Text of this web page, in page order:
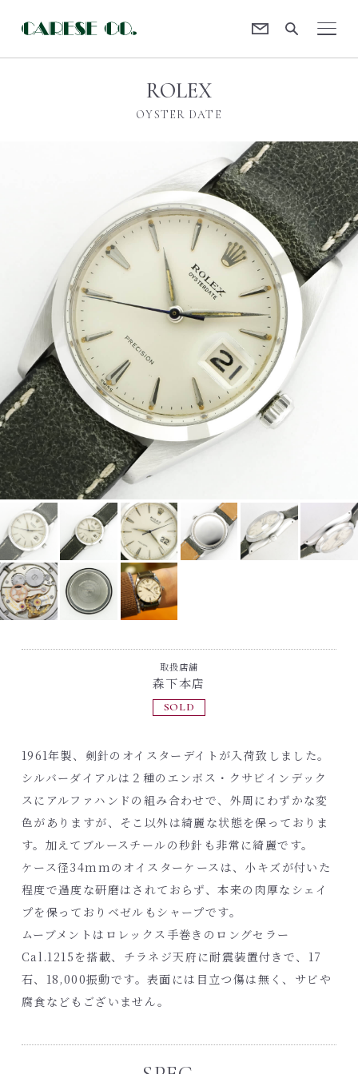
ROLEX
OYSTER DATE
取扱店舗
森下本店
SOLD
1961年製、剣針のオイスターデイトが入荷致しました。
シルバーダイアルは２種のエンボス・クサビインデック
スにアルファハンドの組み合わせで、外周にわずかな変
色がありますが、そこ以外は綺麗な状態を保っておりま
す。加えてブルースチールの秒針も非常に綺麗です。
ケース径34mmのオイスターケースは、小キズが付いた
程度で過度な研磨はされておらず、本来の肉厚なシェイ
プを保っておりベゼルもシャープです。
ムーブメントはロレックス手巻きのロングセラー
Cal.1215を搭載、チラネジ天府に耐震装置付きで、17
石、18,000振動です。表面には目立つ傷は無く、サビや
腐食などもございません。